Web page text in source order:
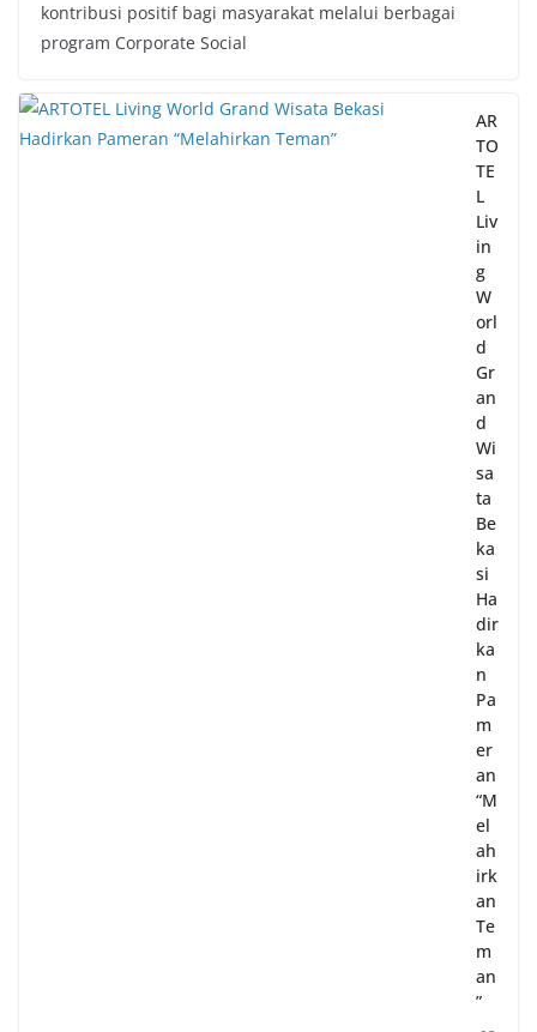
kontribusi positif bagi masyarakat melalui berbagai
program Corporate Social
AR
TO
TE
L
Liv
in
g
W
orl
d
Gr
an
d
Wi
sa
ta
Be
ka
si
Ha
dir
ka
n
Pa
m
er
an
“M
el
ah
irk
an
Te
m
an
”